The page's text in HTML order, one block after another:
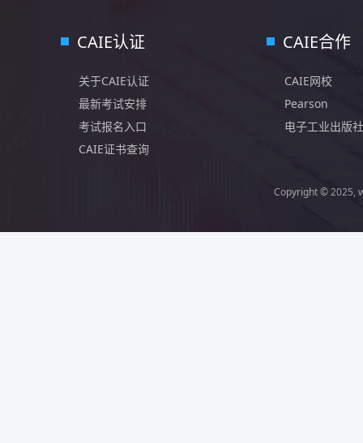
CAIE认证
关于CAIE认证
最新考试安排
考试报名入口
CAIE证书查询
CAIE合作
CAIE网校
Pearson
电子工业出版社
Copyright © 2025,